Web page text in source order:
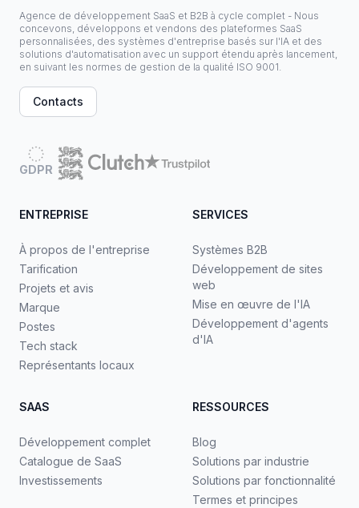
Agence de développement SaaS et B2B à cycle complet - Nous
concevons, développons et vendons des plateformes SaaS
personnalisées, des systèmes d'entreprise basés sur l'IA et des
solutions d'automatisation avec un support étendu après lancement,
en suivant les normes de gestion de la qualité ISO 9001.
Contacts
GDPR
ENTREPRISE
À propos de l'entreprise
Tarification
Projets et avis
Marque
Postes
Tech stack
Représentants locaux
SERVICES
Systèmes B2B
Développement de sites
web
Mise en œuvre de l'IA
Développement d'agents
d'IA
SAAS
Développement complet
Catalogue de SaaS
Investissements
RESSOURCES
Blog
Solutions par industrie
Solutions par fonctionnalité
Termes et principes